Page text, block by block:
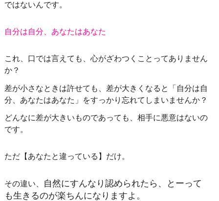
ではないんです。
自分は自分、あなたはあなた
これ、 口では言えても、心がざわつくことってありません
か？
差が小さなときは許せても、差が大きくなると「自分は自
分、あなたはあなた」をすっかり忘れてしまいませんか？
どんなに差が大きいものであっても、相手に悪意はないの
です。
ただ【 あなたと違っている】だけ。
その違い、 自然にすんなり認められたら、とーって
も生きるのが楽ちんになりますよ。